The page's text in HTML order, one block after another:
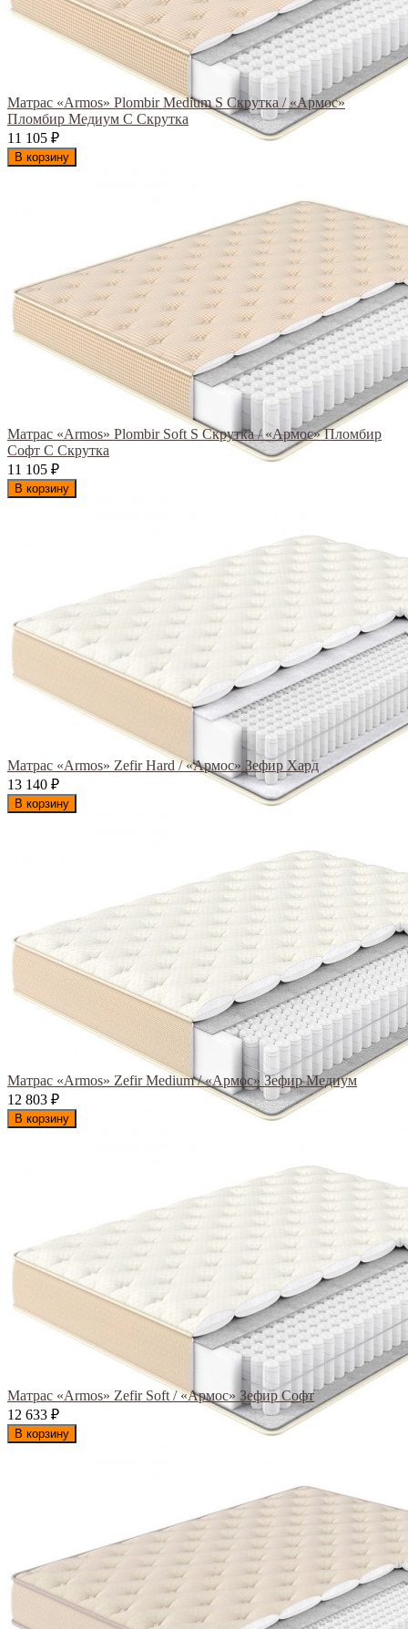
Матрас «Armos» Plombir Medium S Скрутка / «Армос»
Пломбир Медиум С Скрутка
11 105 ₽
В корзину
Матрас «Armos» Plombir Soft S Скрутка / «Армос» Пломбир
Софт С Скрутка
11 105 ₽
В корзину
Матрас «Armos» Zefir Hard / «Армос» Зефир Хард
13 140 ₽
В корзину
Матрас «Armos» Zefir Medium / «Армос» Зефир Медиум
12 803 ₽
В корзину
Матрас «Armos» Zefir Soft / «Армос» Зефир Софт
12 633 ₽
В корзину